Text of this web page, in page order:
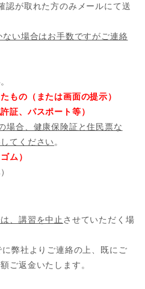
認が取れた方のみメールにて送
い場合はお手数ですがご連絡
もの（または画面の提示）
証、パスポート等）
場合、健康保険証と住民票な
てください 。
ム）
、講習を中止 させていただく場
弊社よりご連絡の上、既にご
ご返金いたします。